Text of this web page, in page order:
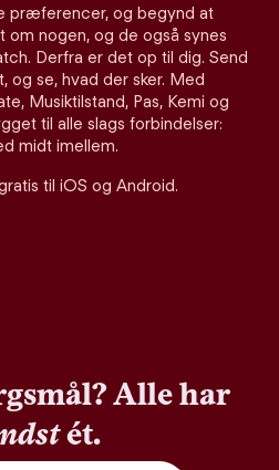
præferencer, og begynd at
om nogen, og de også synes
Derfra er det op til dig. Send
og se, hvad der sker. Med
Musiktilstand, Pas, Kemi og
til alle slags forbindelser:
midt imellem.
til iOS og Android.
Alle har
ét.